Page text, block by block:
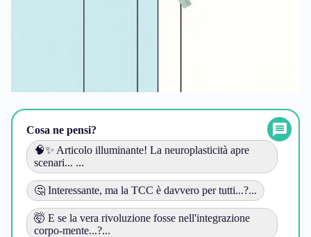
Cosa ne pensi?
🧠✨ Articolo illuminante! La neuroplasticità apre
scenari... ...
🤔 Interessante, ma la TCC è davvero per tutti...?...
🤯 E se la vera rivoluzione fosse nell'integrazione
corpo-mente...?...